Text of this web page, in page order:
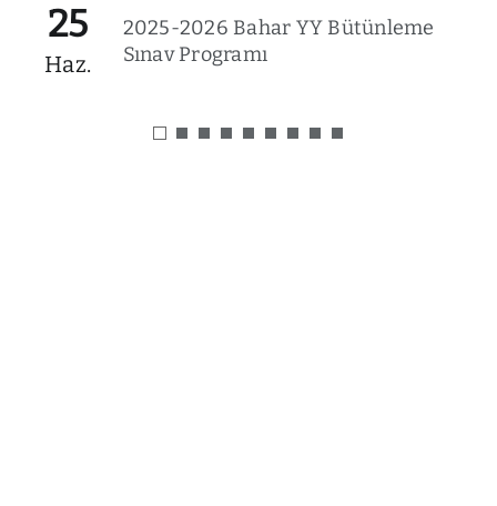
25
Haz.
2025-2026 Bahar YY Bütünleme
Sınav Programı